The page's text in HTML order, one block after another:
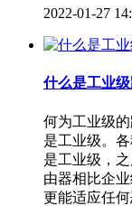
2022-01-27
什么是工业
何为工业级
是工业级。
是工业级，
由器相比企
更能适应任